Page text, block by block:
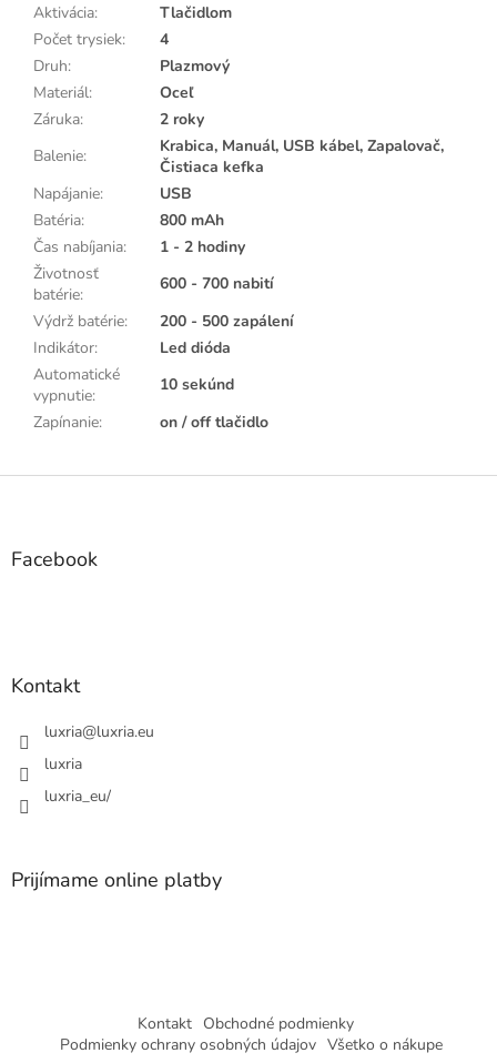
Aktivácia:
Tlačidlom
Počet trysiek:
4
Druh:
Plazmový
Materiál:
Oceľ
Záruka:
2 roky
Balenie:
Krabica, Manuál, USB kábel, Zapalovač,
Čistiaca kefka
Napájanie:
USB
Batéria:
800 mAh
Čas nabíjania:
1 - 2 hodiny
Životnosť
batérie:
600 - 700 nabití
Výdrž batérie:
200 - 500 zapálení
Indikátor:
Led dióda
Automatické
vypnutie:
10 sekúnd
Zapínanie: on / off tlačidlo
Z
Facebook
Kontakt
luxria@luxria.eu
luxria
luxria_eu/
Prijímame online platby
Kontakt Obchodné podmienky
Podmienky ochrany osobných údajov Všetko o nákupe